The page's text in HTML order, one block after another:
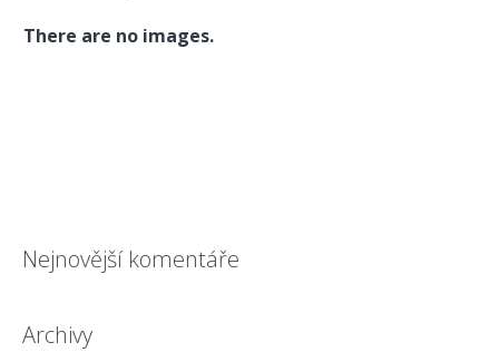
There are no images.
Nejnovější komentáře
Archivy